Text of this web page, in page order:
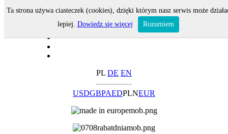
PL DE EN
USDGBPAEDPLNEUR
Ta strona używa ciasteczek (cookies), dzięki którym nasz serwis może
lepiej. Dowiedz się więcej Rozumiem